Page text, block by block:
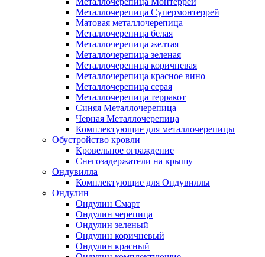
Металлочерепица Супермонтеррей
Матовая металлочерепица
Металлочерепица белая
Металлочерепица желтая
Металлочерепица зеленая
Металлочерепица коричневая
Металлочерепица красное вино
Металлочерепица серая
Металлочерепица терракот
Синяя Металлочерепица
Черная Металлочерепица
Комплектующие для металлочерепицы
Обустройство кровли
Кровельное ограждение
Снегозадержатели на крышу
Ондувилла
Комплектующие для Ондувиллы
Ондулин
Ондулин Смарт
Ондулин черепица
Ондулин зеленый
Ондулин коричневый
Ондулин красный